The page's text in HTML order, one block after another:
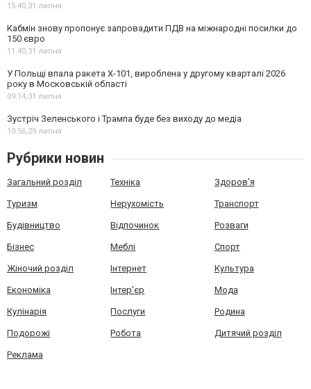
15:40, 31 липня
Кабмін знову пропонує запровадити ПДВ на міжнародні посилки до
150 євро
11:40, 31 липня
У Польщі впала ракета Х-101, вироблена у другому кварталі 2026
року в Московській області
09:14, 31 липня
Зустріч Зеленського і Трампа буде без виходу до медіа
10:56, 29 липня
Рубрики новин
Загальний розділ Техніка Здоров'я
Туризм Нерухомість Транспорт
Будівництво Відпочинок Розваги
Бізнес Меблі Спорт
Жіночий розділ Інтернет Культура
Економіка Інтер'єр Мода
Кулінарія Послуги Родина
Подорожі Робота Дитячий розділ
Реклама